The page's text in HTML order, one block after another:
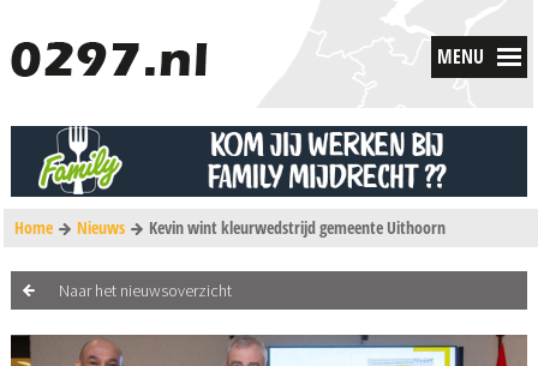
MENU
Home Nieuws Kevin wint kleurwedstrijd gemeente Uithoorn
Naar het nieuwsoverzicht